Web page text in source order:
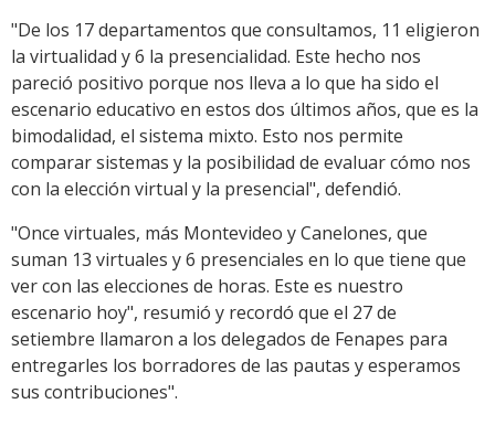
"De los 17 departamentos que consultamos, 11 eligieron
la virtualidad y 6 la presencialidad. Este hecho nos
pareció positivo porque nos lleva a lo que ha sido el
escenario educativo en estos dos últimos años, que es la
bimodalidad, el sistema mixto. Esto nos permite
comparar sistemas y la posibilidad de evaluar cómo nos
con la elección virtual y la presencial", defendió.
"Once virtuales, más Montevideo y Canelones, que
suman 13 virtuales y 6 presenciales en lo que tiene que
ver con las elecciones de horas. Este es nuestro
escenario hoy", resumió y recordó que el 27 de
setiembre llamaron a los delegados de Fenapes para
entregarles los borradores de las pautas y esperamos
sus contribuciones".